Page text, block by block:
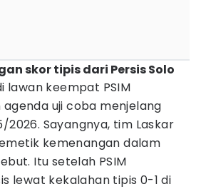
skor tipis dari Persis Solo
lawan keempat PSIM
uji coba menjelang
2026. Sayangnya, tim Laskar
kemenangan dalam
Itu setelah PSIM
lewat kekalahan tipis 0-1 di